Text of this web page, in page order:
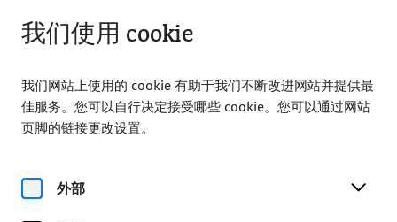
我们使用 cookie
我们网站上使用的 cookie 有助于我们不断改进网站并提供最
佳服务。您可以自行决定接受哪些 cookie。您可以通过网站
页脚的链接更改设置。
外部
Partners